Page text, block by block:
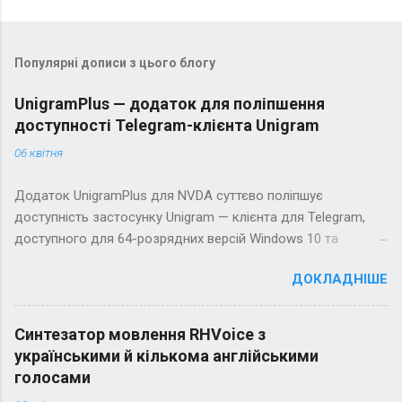
Популярні дописи з цього блогу
UnigramPlus — додаток для поліпшення
доступності Telegram-клієнта Unigram
06 квітня
Додаток UnigramPlus для NVDA суттєво поліпшує
доступність застосунку Unigram — клієнта для Telegram,
доступного для 64-розрядних версій Windows 10 та
клієнт Telegram для Windows, який максимально, хоча й не
ідеально, доступний для незрячих. Для порівняння, клієнт
Telegram Desktop для незрячих недоступний зовсім.
ДОКЛАДНІШЕ
Синтезатор мовлення RHVoice з
українськими й кількома англійськими
голосами